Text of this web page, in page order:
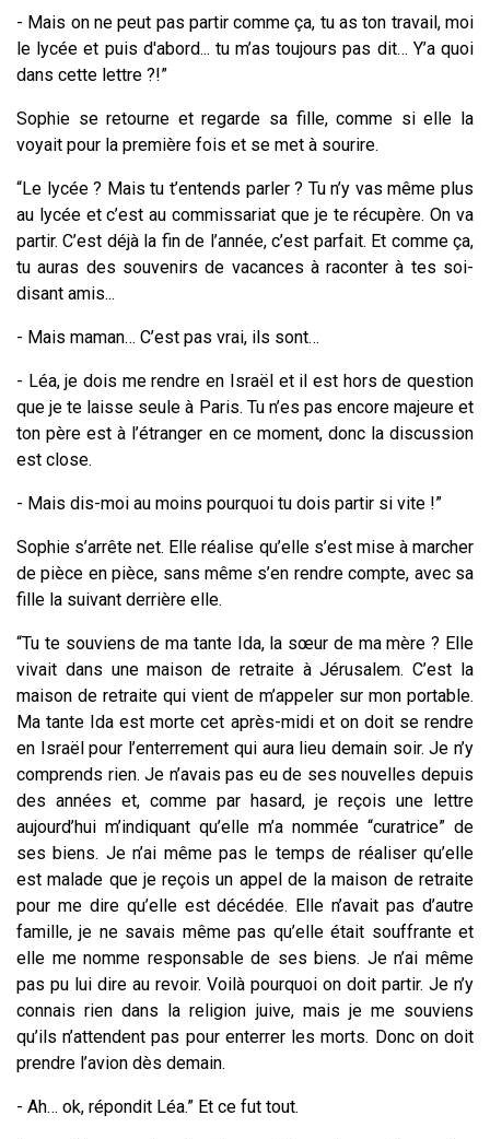
- Mais on ne peut pas partir comme ça, tu as ton travail, moi
le lycée et puis d'abord... tu m’as toujours pas dit… Y’a quoi
dans cette lettre ?!”
Sophie se retourne et regarde sa fille, comme si elle la
voyait pour la première fois et se met à sourire.
“Le lycée ? Mais tu t’entends parler ? Tu n’y vas même plus
au lycée et c’est au commissariat que je te récupère. On va
partir. C’est déjà la fin de l’année, c’est parfait. Et comme ça,
tu auras des souvenirs de vacances à raconter à tes soi-
disant amis...
- Mais maman… C’est pas vrai, ils sont…
- Léa, je dois me rendre en Israël et il est hors de question
que je te laisse seule à Paris. Tu n’es pas encore majeure et
ton père est à l’étranger en ce moment, donc la discussion
est close.
- Mais dis-moi au moins pourquoi tu dois partir si vite !”
Sophie s’arrête net. Elle réalise qu’elle s’est mise à marcher
de pièce en pièce, sans même s’en rendre compte, avec sa
fille la suivant derrière elle.
“Tu te souviens de ma tante Ida, la sœur de ma mère ? Elle
vivait dans une maison de retraite à Jérusalem. C’est la
maison de retraite qui vient de m’appeler sur mon portable.
Ma tante Ida est morte cet après-midi et on doit se rendre
en Israël pour l’enterrement qui aura lieu demain soir. Je n’y
comprends rien. Je n’avais pas eu de ses nouvelles depuis
des années et, comme par hasard, je reçois une lettre
aujourd’hui m’indiquant qu’elle m’a nommée “curatrice” de
ses biens. Je n’ai même pas le temps de réaliser qu’elle
est malade que je reçois un appel de la maison de retraite
pour me dire qu’elle est décédée. Elle n’avait pas d’autre
famille, je ne savais même pas qu’elle était souffrante et
elle me nomme responsable de ses biens. Je n’ai même
pas pu lui dire au revoir. Voilà pourquoi on doit partir. Je n’y
connais rien dans la religion juive, mais je me souviens
qu’ils n’attendent pas pour enterrer les morts. Donc on doit
prendre l’avion dès demain.
- Ah… ok, répondit Léa.” Et ce fut tout.